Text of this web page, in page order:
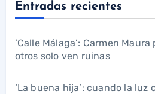
Entradas recientes
‘Calle Málaga’: Carmen
otros solo ven ruinas
‘La buena hija’: cuando la luz